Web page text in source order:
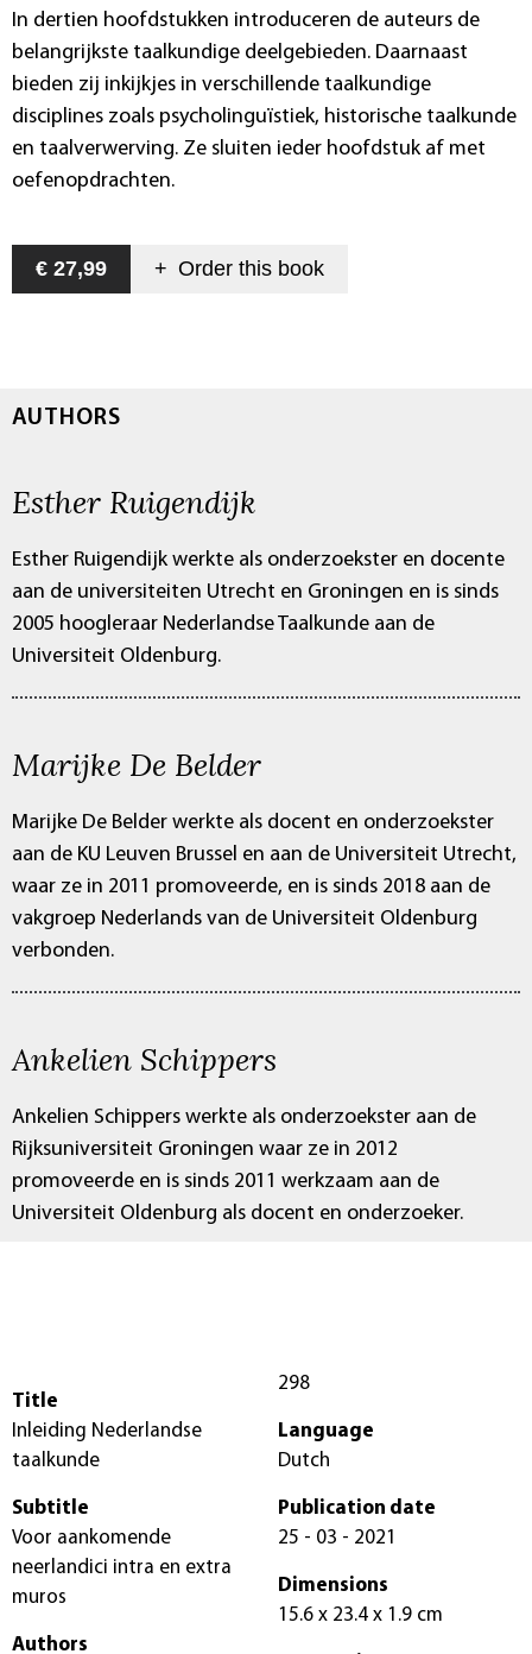
In dertien hoofdstukken introduceren de auteurs de
belangrijkste taalkundige deelgebieden. Daarnaast
bieden zij inkijkjes in verschillende taalkundige
disciplines zoals psycholinguïstiek, historische taalkunde
en taalverwerving. Ze sluiten ieder hoofdstuk af met
oefenopdrachten.
€ 27,99 + Order this book
AUTHORS
Esther Ruigendijk
Esther Ruigendijk werkte als onderzoekster en docente
aan de universiteiten Utrecht en Groningen en is sinds
2005 hoogleraar Nederlandse Taalkunde aan de
Universiteit Oldenburg.
Marijke De Belder
Marijke De Belder werkte als docent en onderzoekster
aan de KU Leuven Brussel en aan de Universiteit Utrecht,
waar ze in 2011 promoveerde, en is sinds 2018 aan de
vakgroep Nederlands van de Universiteit Oldenburg
verbonden.
Ankelien Schippers
Ankelien Schippers werkte als onderzoekster aan de
Rijksuniversiteit Groningen waar ze in 2012
promoveerde en is sinds 2011 werkzaam aan de
Universiteit Oldenburg als docent en onderzoeker.
Title
Inleiding Nederlandse
taalkunde
Subtitle
Voor aankomende
neerlandici intra en extra
muros
Authors
298
Language
Dutch
Publication date
25 - 03 - 2021
Dimensions
15.6 x 23.4 x 1.9 cm